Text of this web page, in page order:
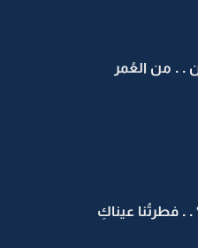
. . من العُمر
. فطرتُنا عيناكِ